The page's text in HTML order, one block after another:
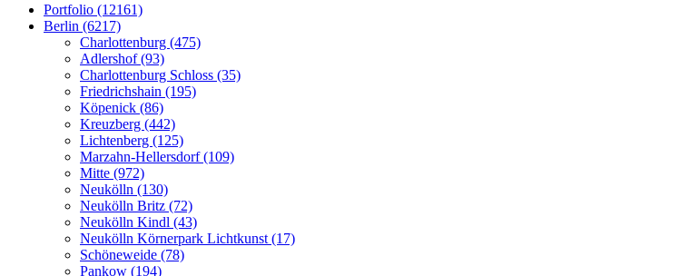
Portfolio (12161)
Berlin (6217)
Charlottenburg (475)
Adlershof (93)
Charlottenburg Schloss (35)
Friedrichshain (195)
Köpenick (86)
Kreuzberg (442)
Lichtenberg (125)
Marzahn-Hellersdorf (109)
Mitte (972)
Neukölln (130)
Neukölln Britz (72)
Neukölln Kindl (43)
Neukölln Körnerpark Lichtkunst (17)
Schöneweide (78)
Pankow (194)